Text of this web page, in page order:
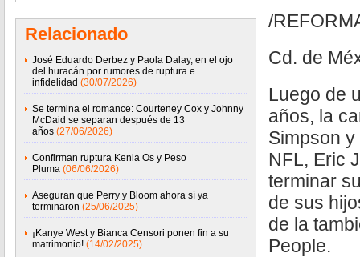
Relacionado
José Eduardo Derbez y Paola Dalay, en el ojo
del huracán por rumores de ruptura e
infidelidad (30/07/2026)
Se termina el romance: Courteney Cox y Johnny
McDaid se separan después de 13
años (27/06/2026)
Confirman ruptura Kenia Os y Peso
Pluma (06/06/2026)
Aseguran que Perry y Bloom ahora sí ya
terminaron (25/06/2025)
¡Kanye West y Bianca Censori ponen fin a su
matrimonio! (14/02/2025)
/
Cd. de
Luego de
años, la
Simpson
NFL, Eric
terminar
de sus
de la
People.